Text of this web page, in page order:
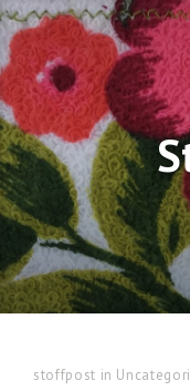
Zum
Inhalt
springen
stoffpost in